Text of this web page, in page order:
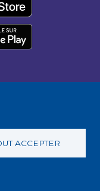
ACCEPTER